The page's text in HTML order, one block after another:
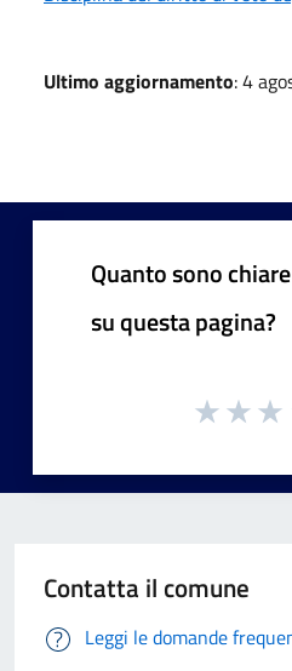
Ultimo aggiornamento: 4
Quanto sono
su questa pagina?
Contatta il comune
Leggi le domande